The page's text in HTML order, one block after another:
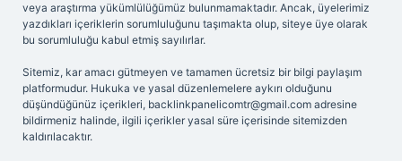
veya araştırma yükümlülüğümüz bulunmamaktadır. Ancak, üyelerimiz
yazdıkları içeriklerin sorumluluğunu taşımakta olup, siteye üye olarak
bu sorumluluğu kabul etmiş sayılırlar.
Sitemiz, kar amacı gütmeyen ve tamamen ücretsiz bir bilgi paylaşım
platformudur. Hukuka ve yasal düzenlemelere aykırı olduğunu
düşündüğünüz içerikleri, backlinkpanelicomtr@gmail.com adresine
bildirmeniz halinde, ilgili içerikler yasal süre içerisinde sitemizden
kaldırılacaktır.